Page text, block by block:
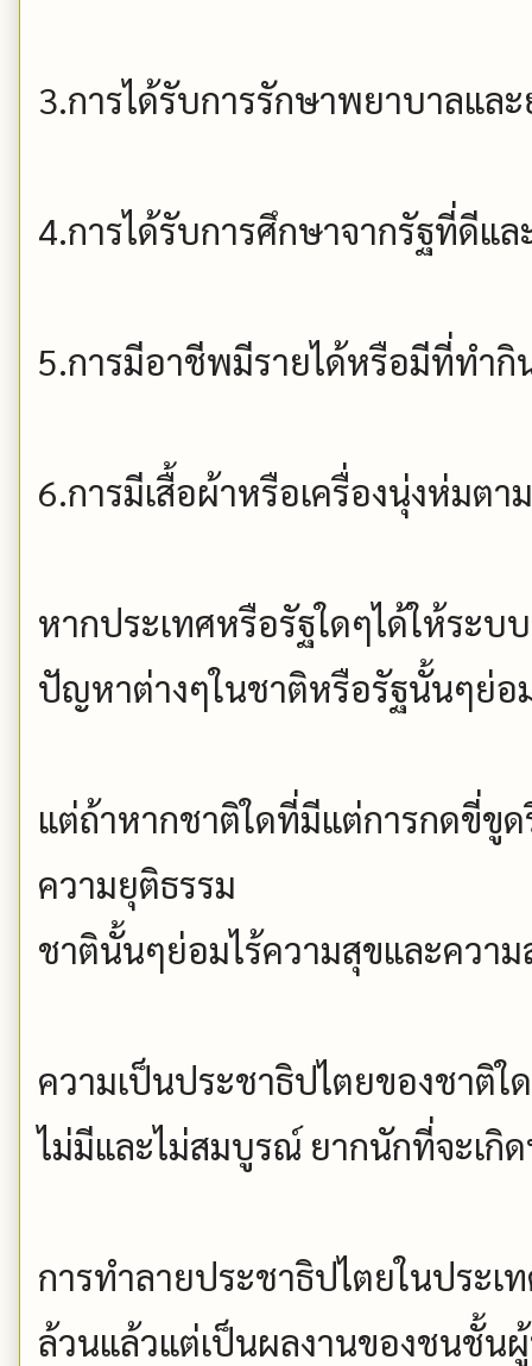
3.การได้รับการรักษาพยาบาลแล
4.การได้รับการศึกษาจากรัฐที่ดีแ
5.การมีอาชีพมีรายได้หรือมีที่ทำ
6.การมีเสื้อผ้าหรือเครื่องนุ่งห่มต
หากประเทศหรือรัฐใดๆได้ให้ระ
ปัญหาต่างๆในชาติหรือรัฐนั้นๆย่
แต่ถ้าหากชาติใดที่มีแต่การกดขี่ขู
ความยุติธรรม
ชาตินั้นๆย่อมไร้ความสุขและควา
ความเป็นประชาธิปไตยของชาติใ
ไม่มีและไม่สมบูรณ์ ยากนักที่จะเกิ
การทำลายประชาธิปไตยในประเ
ล้วนแล้วแต่เป็นผลงานของชนชั้